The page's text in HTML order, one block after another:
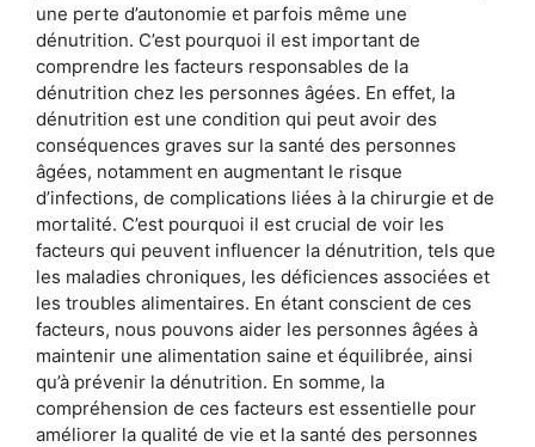
une perte d’autonomie et parfois même une
dénutrition. C’est pourquoi il est important de
comprendre les facteurs responsables de la
dénutrition chez les personnes âgées. En effet, la
dénutrition est une condition qui peut avoir des
conséquences graves sur la santé des personnes
âgées, notamment en augmentant le risque
d’infections, de complications liées à la chirurgie et de
mortalité. C’est pourquoi il est crucial de voir les
facteurs qui peuvent influencer la dénutrition, tels que
les maladies chroniques, les déficiences associées et
les troubles alimentaires. En étant conscient de ces
facteurs, nous pouvons aider les personnes âgées à
maintenir une alimentation saine et équilibrée, ainsi
qu’à prévenir la dénutrition. En somme, la
compréhension de ces facteurs est essentielle pour
améliorer la qualité de vie et la santé des personnes